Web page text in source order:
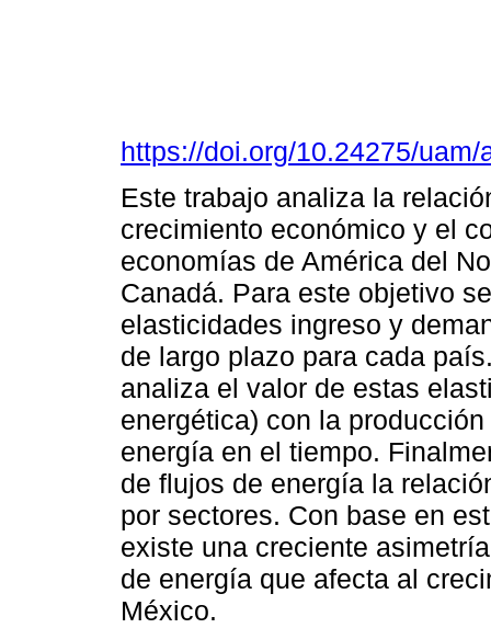
https://doi.org/10.24275/
Este trabajo analiza la
crecimiento económico y el
economías de América del
Canadá. Para este objetivo
elasticidades ingreso y
de largo plazo para cada
analiza el valor de estas
energética) con la
energía en el tiempo.
de flujos de energía la
por sectores. Con base en
existe una creciente
de energía que afecta al
México.